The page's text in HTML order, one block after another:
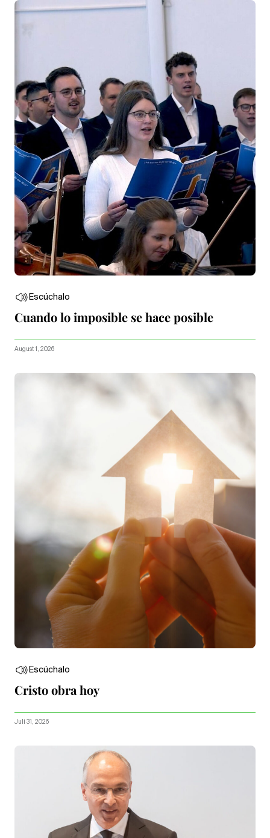
Escúchalo
Cuando lo imposible se hace posible
August 1, 2026
Escúchalo
Cristo obra hoy
Juli 31, 2026